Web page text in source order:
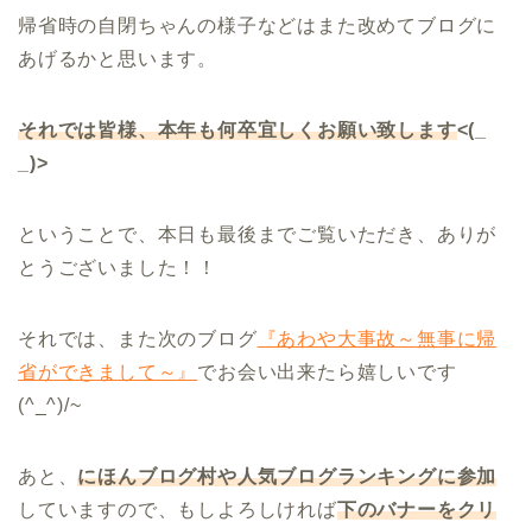
帰省時の自閉ちゃんの様子などはまた改めてブログに
あげるかと思います。
それでは皆様、本年も何卒宜しくお願い致します<(_
_)>
ということで、本日も最後までご覧いただき、ありが
とうございました！！
それでは、また次のブログ 『あわや大事故～無事に帰
省ができまして～』 でお会い出来たら嬉しいです
(^_^)/~
あと、にほんブログ村や人気ブログランキングに参加
していますので、もしよろしければ下のバナーをクリ